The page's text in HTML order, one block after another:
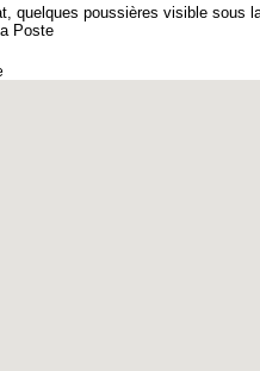
quelques poussières visible
Poste